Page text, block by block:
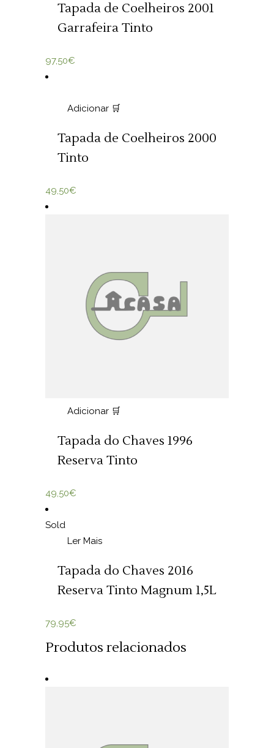
Tapada de Coelheiros 2001
Garrafeira Tinto
97,50€
Adicionar 🛒
Tapada de Coelheiros 2000
Tinto
49,50€
Adicionar 🛒
Tapada do Chaves 1996
Reserva Tinto
49,50€
Sold
Ler Mais
Tapada do Chaves 2016
Reserva Tinto Magnum 1,5L
79,95€
Produtos relacionados